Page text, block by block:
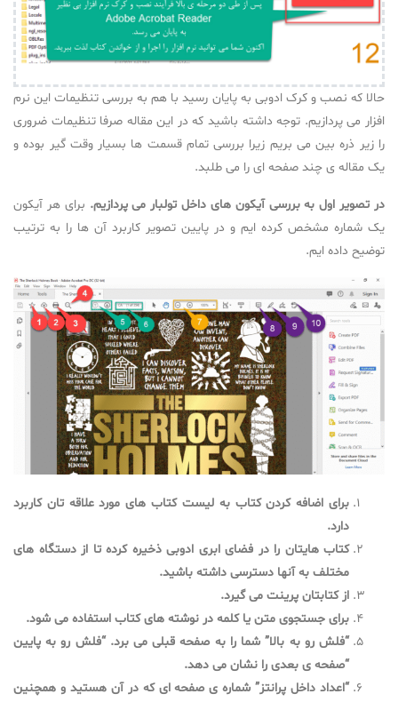
حالا که نصب و کرک ادوبی به پایان رسید با هم به بررسی تنظیمات این نرم
افزار می پردازیم. توجه داشته باشید که در این مقاله صرفا تنظیمات ضروری
را زیر ذره بین می بریم زیرا بررسی تمام قسمت ها بسیار وقت گیر بوده و
یک مقاله ی چند صفحه ای را می طلبد.
در تصویر اول به بررسی آیکون های داخل تولبار می پردازیم. برای هر آیکون
یک شماره مشخص کرده ایم و در پایین تصویر کاربرد آن ها را به ترتیب
توضیح داده ایم.
برای اضافه کردن کتاب به لیست کتاب های مورد علاقه تان کاربرد
دارد.
کتاب هایتان را در فضای ابری ادوبی ذخیره کرده تا از دستگاه های
مختلف به آنها دسترسی داشته باشید.
از کتابتان پرینت می گیرد.
برای جستجوی متن یا کلمه در نوشته های کتاب استفاده می شود.
“فلش رو به بالا” شما را به صفحه قبلی می برد. “فلش رو به پایین
“صفحه ی بعدی را نشان می دهد.
“اعداد داخل پرانتز” شماره ی صفحه ای که در آن هستید و همچنین